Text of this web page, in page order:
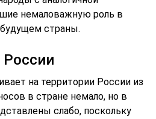
немаловажную роль в
страны.
на территории России из
в стране немало, но в
слабо, поскольку